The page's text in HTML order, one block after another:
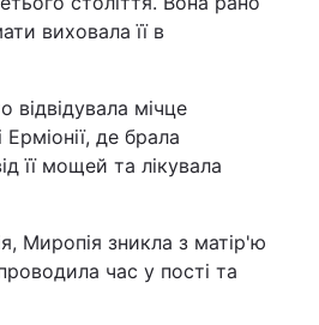
виховала її в
відвідувала мічце
де брала
її мощей та лікувала
Миропія зникла з матір'ю
час у пості та